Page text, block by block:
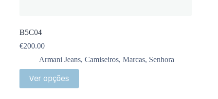
B5C04
€200.00
Armani Jeans, Camiseiros, Marcas, Senhora
Ver opções